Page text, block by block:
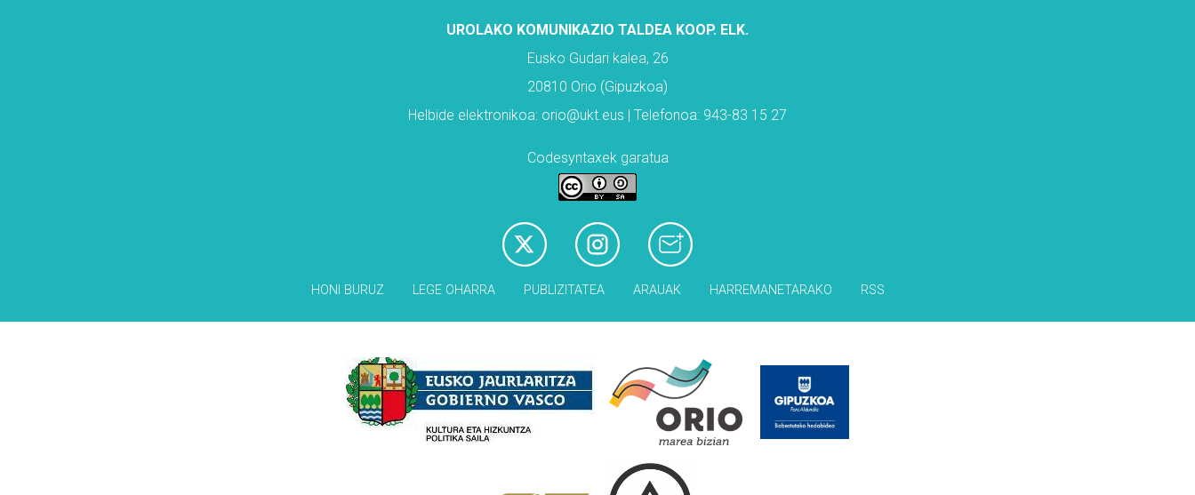
UROLAKO KOMUNIKAZIO TALDEA KOOP. ELK.
Eusko Gudari kalea, 26
20810 Orio (Gipuzkoa)
Helbide elektronikoa: orio@ukt.eus | Telefonoa: 943-83 15 27
Codesyntaxek garatua
HONI BURUZ LEGE OHARRA PUBLIZITATEA ARAUAK HARREMANETARAKO RSS